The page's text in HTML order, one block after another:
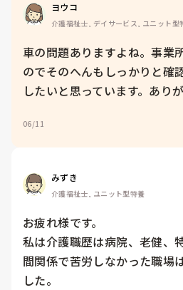
ヨウコ
介護福祉士, デイサービス, ユニット型
車の問題ありますよね。事業
のでそのへんもしっかりと確
したいと思っています。あり
06/11
みずき
介護福祉士, ユニット型特養
お疲れ様です。
私は介護職歴は病院、老健、
間関係で苦労しなかった職場
した。